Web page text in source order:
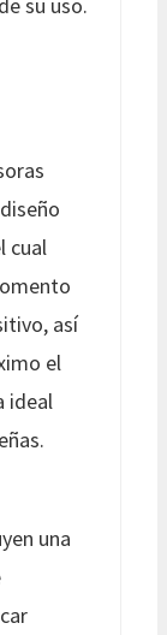
cual
así
el
ideal
una